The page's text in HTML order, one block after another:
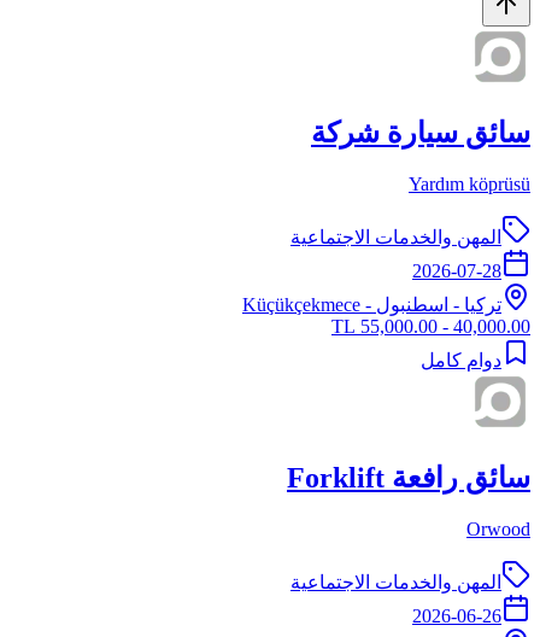
سائق سيارة شركة
Yardım köprüsü
المهن والخدمات الاجتماعية
2026-07-28
تركيا - اسطنبول - Küçükçekmece
40,000.00 - 55,000.00 TL
دوام كامل
سائق رافعة Forklift
Orwood
المهن والخدمات الاجتماعية
2026-06-26